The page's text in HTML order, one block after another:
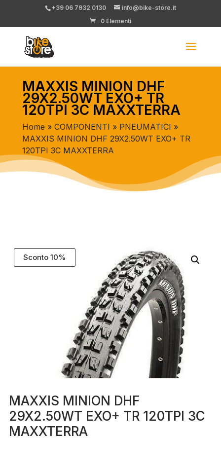
+39 06 7932 0130
info@bike-store.it
0 Elementi
MAXXIS MINION DHF
29X2.50WT EXO+ TR
120TPI 3C MAXXTERRA
Home » COMPONENTI » PNEUMATICI »
MAXXIS MINION DHF 29X2.50WT EXO+ TR
120TPI 3C MAXXTERRA
Sconto 10%
MAXXIS MINION DHF
29X2.50WT EXO+ TR 120TPI 3C
MAXXTERRA